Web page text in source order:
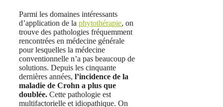
Parmi les domaines intéressants
d’application de la phytothérapie, on
trouve des pathologies fréquemment
rencontrées en médecine générale
pour lesquelles la médecine
conventionnelle n’a pas beaucoup de
solutions. Depuis les cinquante
dernières années, l’incidence de la
maladie de Crohn a plus que
doublée. Cette pathologie est
multifactorielle et idiopathique. On